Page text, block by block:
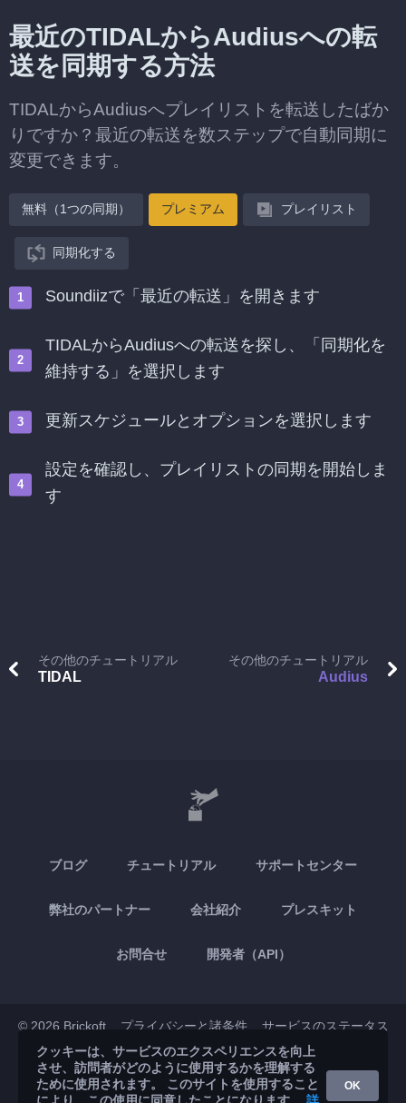
最近のTIDALからAudiusへの転
送を同期する方法
TIDALからAudiusへプレイリストを転送したばか
りですか？最近の転送を数ステップで自動同期に
変更できます。
無料（1つの同期） プレミアム プレイリスト
同期化する
Soundiizで「最近の転送」を開きます
TIDALからAudiusへの転送を探し、「同期化を
維持する」を選択します
更新スケジュールとオプションを選択します
設定を確認し、プレイリストの同期を開始しま
す
その他のチュートリアル
TIDAL
その他のチュートリアル
Audius
ブログ チュートリアル サポートセンター
弊社のパートナー 会社紹介 プレスキット
お問合せ 開発者（API）
© 2026 Brickoft プライバシーと諸条件 サービスのステータス
App Store Google Play
クッキーは、サービスのエクスペリエンスを向上
させ、訪問者がどのように使用するかを理解する
ために使用されます。 このサイトを使用すること
OK